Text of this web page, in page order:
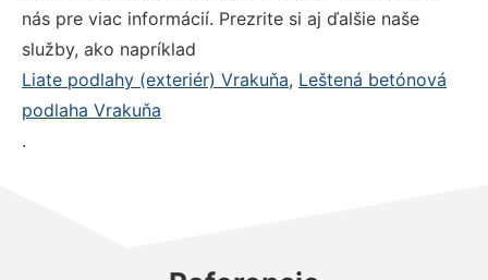
nás pre viac informácií. Prezrite si aj ďalšie naše
služby, ako napríklad
Liate podlahy (exteriér) Vrakuňa, Leštená betónová
podlaha Vrakuňa
.